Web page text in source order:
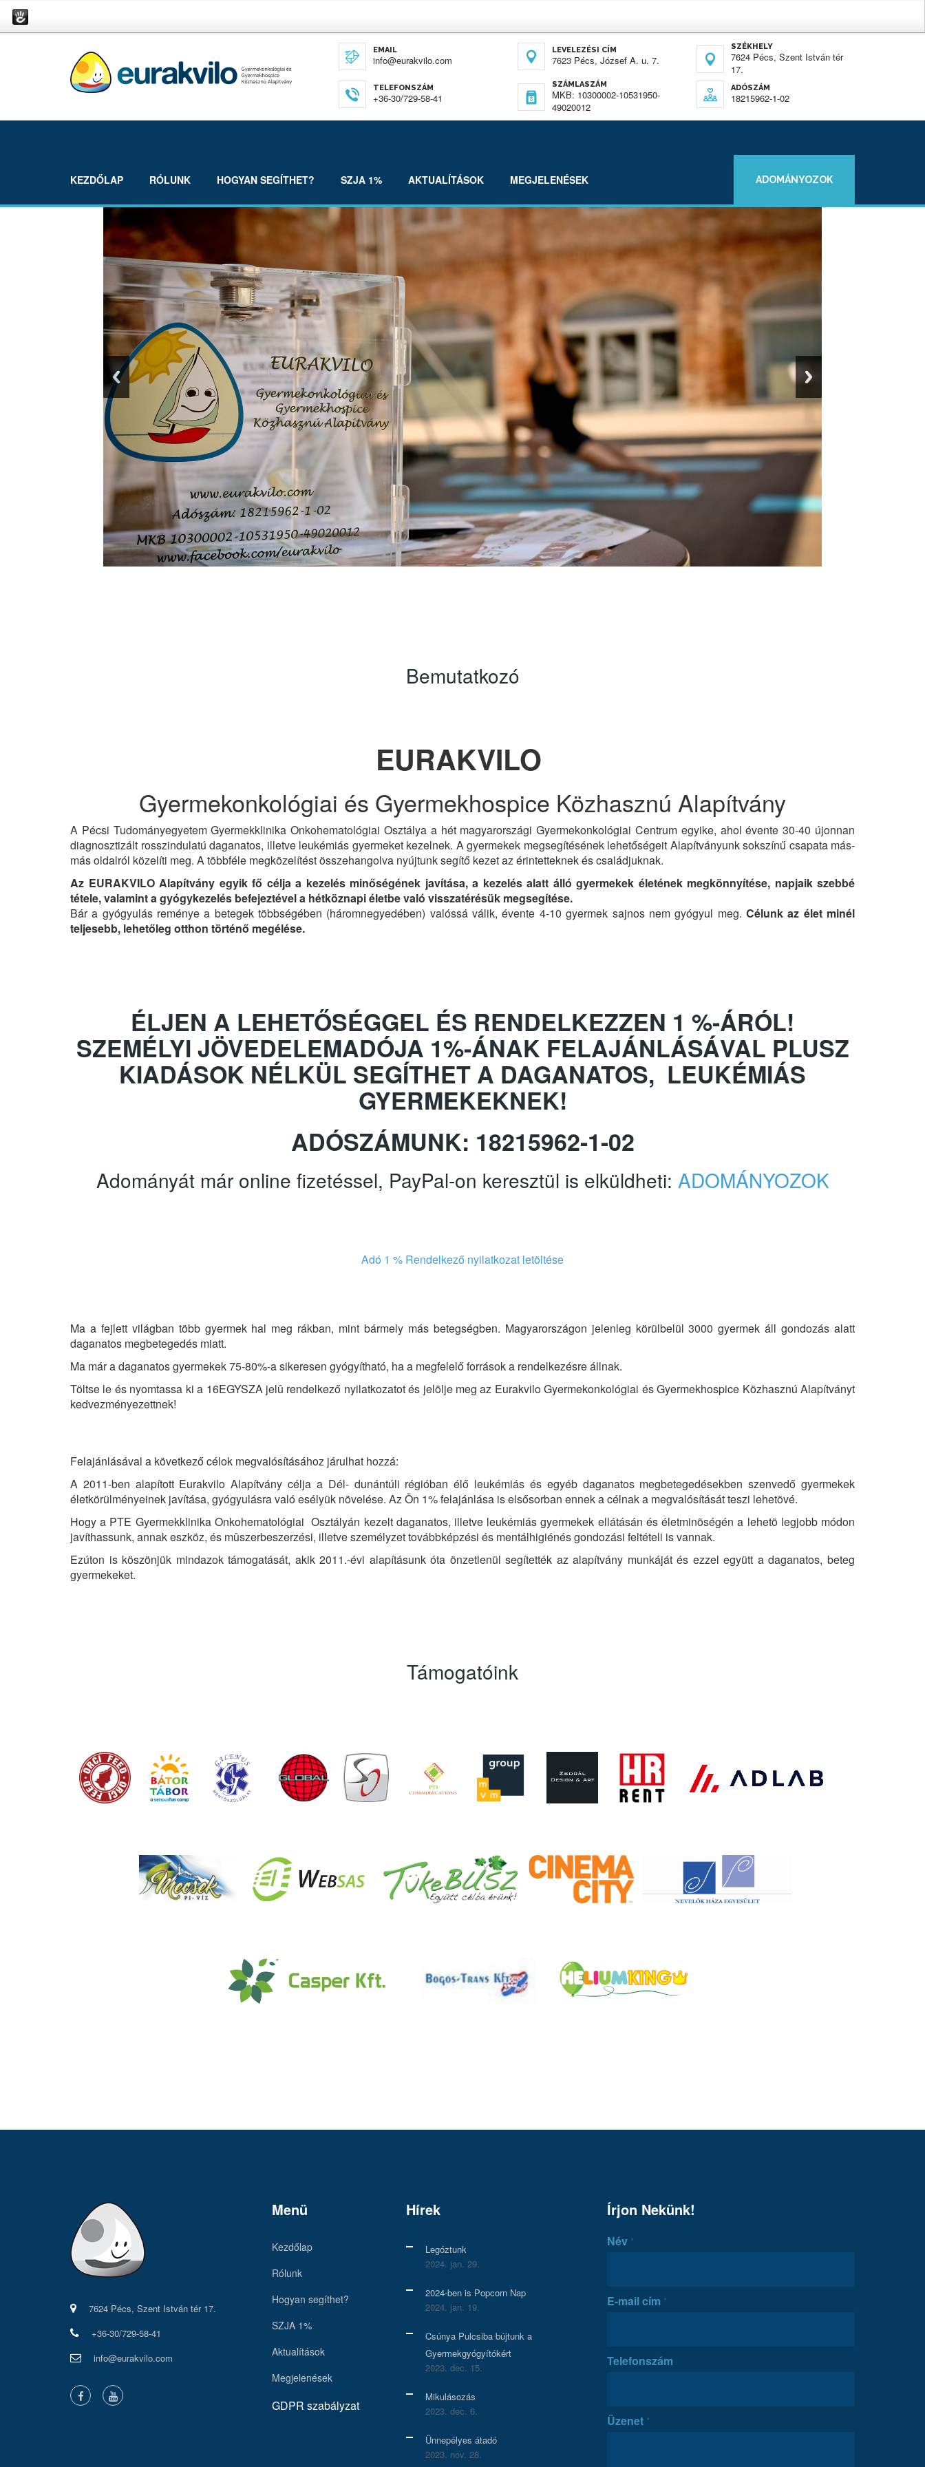
EMAIL
info@eurakvilo.com
LEVELEZÉSI CÍM
7623 Pécs, József A. u. 7.
SZÉKHELY
7624 Pécs, Szent István tér
17.
TELEFONSZÁM
+36-30/729-58-41
SZÁMLASZÁM
MKB: 10300002-10531950-
49020012
ADÓSZÁM
18215962-1-02
KEZDŐLAP RÓLUNK HOGYAN SEGÍTHET? SZJA 1% AKTUALÍTÁSOK MEGJELENÉSEK ADOMÁNYOZOK
Bemutatkozó
EURAKVILO
Gyermekonkológiai és Gyermekhospice Közhasznú Alapítvány
A Pécsi Tudományegyetem Gyermekklinika Onkohematológiai Osztálya a hét magyarországi Gyermekonkológiai Centrum egyike, ahol évente 30-40 újonnan
diagnosztizált rosszindulatú daganatos, illetve leukémiás gyermeket kezelnek. A gyermekek megsegítésének lehetőségeit Alapítványunk sokszínű csapata más-
más oldalról közelíti meg. A többféle megközelítést összehangolva nyújtunk segítő kezet az érintetteknek és családjuknak.
Az EURAKVILO Alapítvány egyik fő célja a kezelés minőségének javítása, a kezelés alatt álló gyermekek életének megkönnyítése, napjaik szebbé
tétele, valamint a gyógykezelés befejeztével a hétköznapi életbe való visszatérésük megsegítése.
Bár a gyógyulás reménye a betegek többségében (háromnegyedében) valóssá válik, évente 4-10 gyermek sajnos nem gyógyul meg. Célunk az élet minél
teljesebb, lehetőleg otthon történő megélése.
ÉLJEN A LEHETŐSÉGGEL ÉS RENDELKEZZEN 1 %-ÁRÓL!
SZEMÉLYI JÖVEDELEMADÓJA 1%-ÁNAK FELAJÁNLÁSÁVAL PLUSZ
KIADÁSOK NÉLKÜL SEGÍTHET A DAGANATOS, LEUKÉMIÁS
GYERMEKEKNEK!
ADÓSZÁMUNK: 18215962-1-02
Adományát már online fizetéssel, PayPal-on keresztül is elküldheti: ADOMÁNYOZOK
Adó 1 % Rendelkező nyilatkozat letöltése
Ma a fejlett világban több gyermek hal meg rákban, mint bármely más betegségben. Magyarországon jelenleg körülbelül 3000 gyermek áll gondozás alatt
daganatos megbetegedés miatt.
Ma már a daganatos gyermekek 75-80%-a sikeresen gyógyítható, ha a megfelelő források a rendelkezésre állnak.
Töltse le és nyomtassa ki a 16EGYSZA jelû rendelkező nyilatkozatot és jelölje meg az Eurakvilo Gyermekonkológiai és Gyermekhospice Közhasznú Alapítványt
kedvezményezettnek!
Felajánlásával a következő célok megvalósításához járulhat hozzá:
A 2011-ben alapított Eurakvilo Alapítvány célja a Dél- dunántúli régióban élő leukémiás és egyéb daganatos megbetegedésekben szenvedő gyermekek
életkörülményeinek javítása, gyógyulásra való esélyük növelése. Az Ön 1% felajánlása is elsősorban ennek a célnak a megvalósítását teszi lehetõvé.
Hogy a PTE Gyermekklinika Onkohematológiai Osztályán kezelt daganatos, illetve leukémiás gyermekek ellátásán és életminõségén a lehetõ legjobb módon
javíthassunk, annak eszköz, és mûszerbeszerzési, illetve személyzet továbbképzési és mentálhigiénés gondozási feltételi is vannak.
Ezúton is köszönjük mindazok támogatását, akik 2011.-évi alapításunk óta önzetlenül segítették az alapítvány munkáját és ezzel együtt a daganatos, beteg
gyermekeket.
Támogatóink
7624 Pécs, Szent István tér 17.
+36-30/729-58-41
info@eurakvilo.com
Menü
Kezdőlap
Rólunk
Hogyan segíthet?
SZJA 1%
Aktualítások
Megjelenések
GDPR szabályzat
Hírek
Legóztunk
2024. jan. 29.
2024-ben is Popcorn Nap
2024. jan. 19.
Csúnya Pulcsiba bújtunk a
Gyermekgyógyítókért
2023. dec. 15.
Mikulásozás
2023. dec. 6.
Ünnepélyes átadó
2023. nov. 28.
Írjon Nekünk!
Név *
E-mail cím *
Telefonszám
Üzenet *